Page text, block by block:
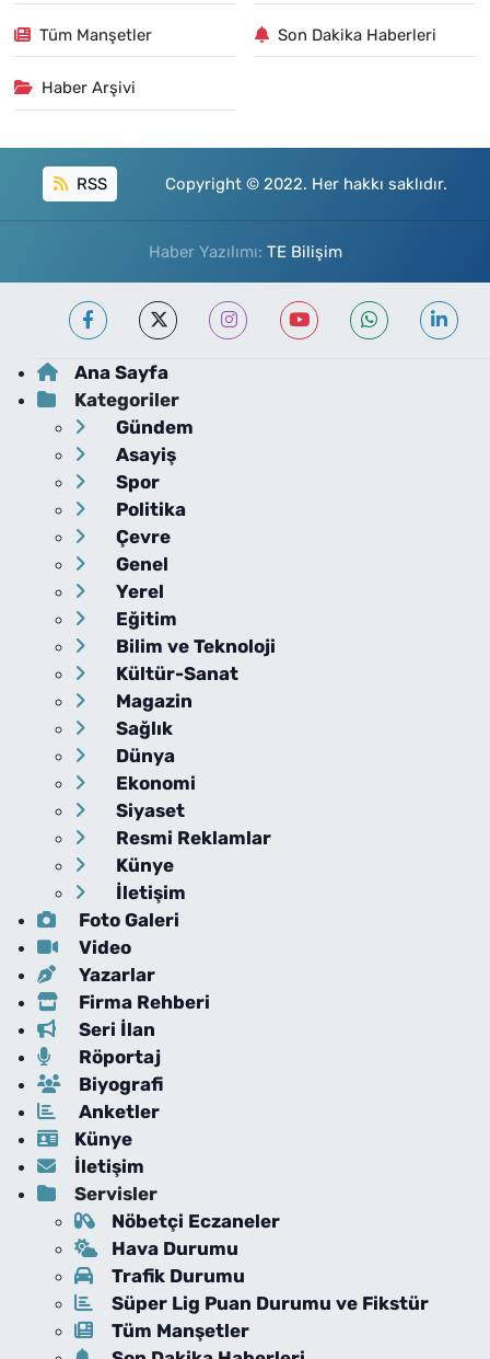
Tüm Manşetler Son Dakika Haberleri
Haber Arşivi
RSS Copyright © 2022. Her hakkı saklıdır.
Haber Yazılımı: TE Bilişim
Ana Sayfa
Kategoriler
Gündem
Asayiş
Spor
Politika
Çevre
Genel
Yerel
Eğitim
Bilim ve Teknoloji
Kültür-Sanat
Magazin
Sağlık
Dünya
Ekonomi
Siyaset
Resmi Reklamlar
Künye
İletişim
Foto Galeri
Video
Yazarlar
Firma Rehberi
Seri İlan
Röportaj
Biyografi
Anketler
Künye
İletişim
Servisler
Nöbetçi Eczaneler
Hava Durumu
Trafik Durumu
Süper Lig Puan Durumu ve Fikstür
Tüm Manşetler